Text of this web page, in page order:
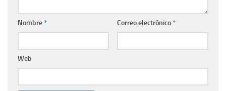
Nombre* Correo electrónico*
Web